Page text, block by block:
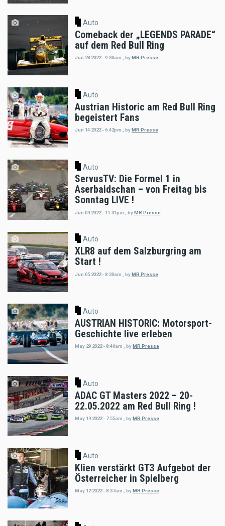
Auto
Comeback der „LEGENDS PARADE“
auf dem Red Bull Ring
Jun 28 2022 - 9:30am , byMR Presse
Auto
Austrian Historic am Red Bull Ring
begeistert Fans
Jun 14 2022 - 6:42pm byMR Presse
Auto
ServusTV: Die Formel 1 in
Aserbaidschan – von Freitag bis
Sonntag LIVE !
Jun 09 2022 - 11:31pm byMR Presse
Auto
XLR8 auf dem Salzburgring am
Start !
Jun 05 2022 - 8:30am byMR Presse
Auto
AUSTRIAN HISTORIC: Motorsport-
Geschichte live erleben
May 29 2022 - 8:46am , byMR Presse
Auto
ADAC GT Masters 2022 – 20-
22.05.2022 am Red Bull Ring !
May 19 2022 - 7:55am byMR Presse
Auto
Klien verstärkt GT3 Aufgebot der
Österreicher in Spielberg
May 12 2022 - 8:37am byMR Presse